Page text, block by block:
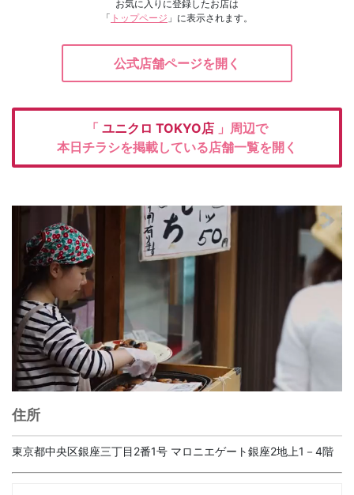
お気に入りに登録したお店は
「 トップページ 」に表示されます。
公式店舗ページを開く
「 ユニクロ TOKYO店 」周辺で
本日チラシを掲載している店舗一覧を開く
住所
東京都中央区銀座三丁目2番1号 マロニエゲート銀座2地上1－4階